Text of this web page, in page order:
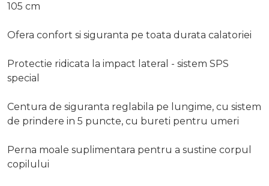
105 cm
Ofera confort si siguranta pe toata durata calatoriei
Protectie ridicata la impact lateral - sistem SPS
special
Centura de siguranta reglabila pe lungime, cu sistem
de prindere in 5 puncte, cu bureti pentru umeri
Perna moale suplimentara pentru a sustine corpul
copilului